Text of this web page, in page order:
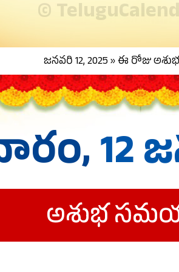
©
జనవరి 12, 2025 » ఈ రోజు
12
అశుభ